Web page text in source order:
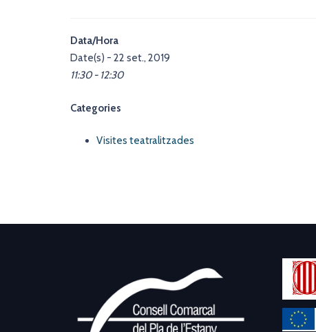
Data/Hora
Date(s) - 22 set., 2019
11:30 - 12:30
Categories
Visites teatralitzades